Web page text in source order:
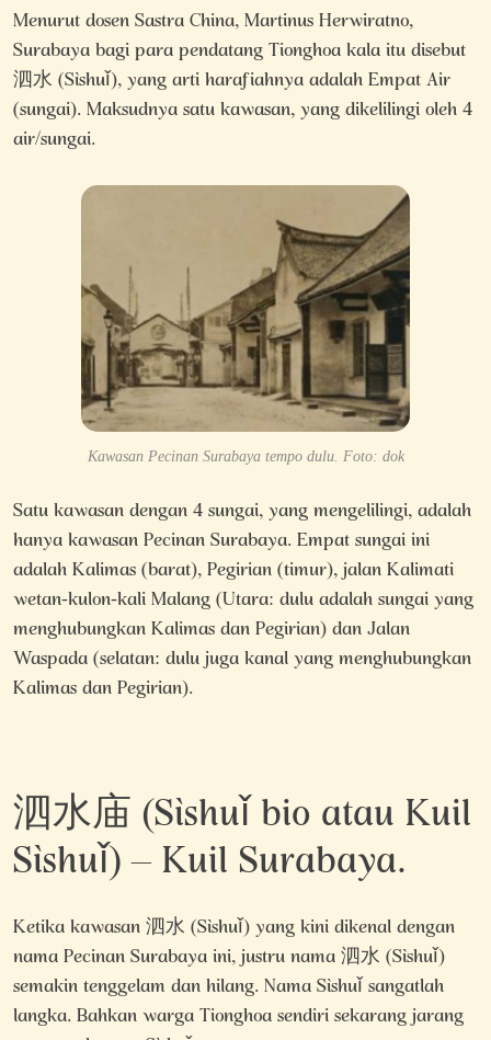
Menurut dosen Sastra China, Martinus Herwiratno,
Surabaya bagi para pendatang Tionghoa kala itu disebut
泗水 (Sìshuǐ), yang arti harafiahnya adalah Empat Air
(sungai). Maksudnya satu kawasan, yang dikelilingi oleh 4
air/sungai.
Kawasan Pecinan Surabaya tempo dulu. Foto: dok
Satu kawasan dengan 4 sungai, yang mengelilingi, adalah
hanya kawasan Pecinan Surabaya. Empat sungai ini
adalah Kalimas (barat), Pegirian (timur), jalan Kalimati
wetan-kulon-kali Malang (Utara: dulu adalah sungai yang
menghubungkan Kalimas dan Pegirian) dan Jalan
Waspada (selatan: dulu juga kanal yang menghubungkan
Kalimas dan Pegirian).
泗水庙 (Sìshuǐ bio atau Kuil
Sìshuǐ) – Kuil Surabaya.
Ketika kawasan 泗水 (Sìshuǐ) yang kini dikenal dengan
nama Pecinan Surabaya ini, justru nama 泗水 (Sìshuǐ)
semakin tenggelam dan hilang. Nama Sìshuǐ sangatlah
langka. Bahkan warga Tionghoa sendiri sekarang jarang